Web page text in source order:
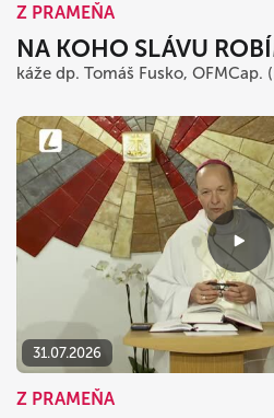
Z PRAMEŇA
NA KOHO SLÁVU
káže dp. Tomáš Fusko, OFMCap.
31.07.2026
Z PRAMEŇA